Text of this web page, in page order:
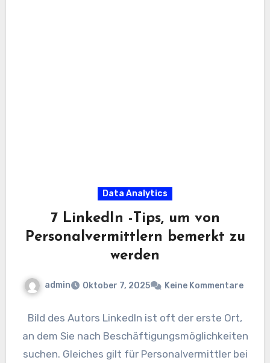
Data Analytics
7 LinkedIn -Tips, um von
Personalvermittlern bemerkt zu
werden
admin Oktober 7, 2025 Keine Kommentare
Bild des Autors LinkedIn ist oft der erste Ort,
an dem Sie nach Beschäftigungsmöglichkeiten
suchen. Gleiches gilt für Personalvermittler bei